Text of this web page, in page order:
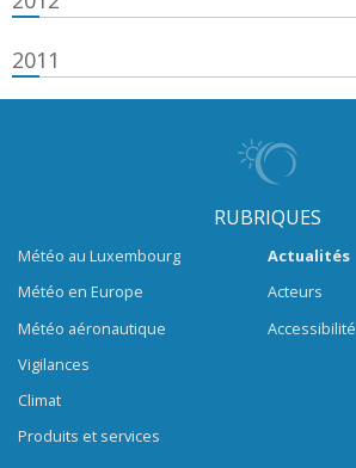
2011
RUBRIQUES
Météo au Luxembourg
Météo en Europe
Météo aéronautique
Vigilances
Climat
Produits et services
Actualités
Acteurs
Accessibilité